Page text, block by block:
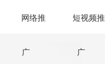
网络推
广
短视频推
广